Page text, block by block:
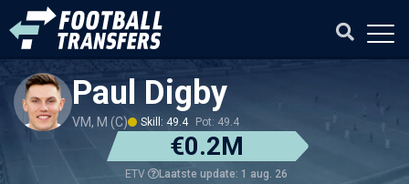
Paul Digby
VM, M (C) Skill: 49.4 Pot: 49.4
€0.2M
ETV Laatste update: 1 aug. 26